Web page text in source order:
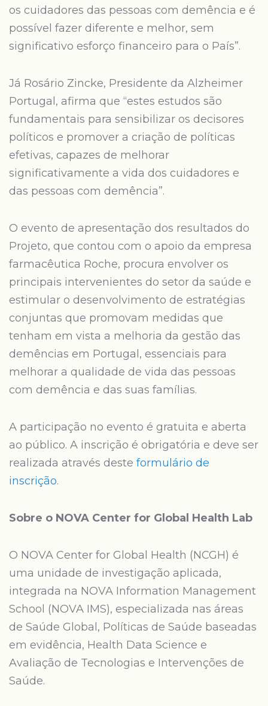
os cuidadores das pessoas com demência e é
possível fazer diferente e melhor, sem
significativo esforço financeiro para o País”.
Já Rosário Zincke, Presidente da Alzheimer
Portugal, afirma que “estes estudos são
fundamentais para sensibilizar os decisores
políticos e promover a criação de políticas
efetivas, capazes de melhorar
significativamente a vida dos cuidadores e
das pessoas com demência”.
O evento de apresentação dos resultados do
Projeto, que contou com o apoio da empresa
farmacêutica Roche, procura envolver os
principais intervenientes do setor da saúde e
estimular o desenvolvimento de estratégias
conjuntas que promovam medidas que
tenham em vista a melhoria da gestão das
demências em Portugal, essenciais para
melhorar a qualidade de vida das pessoas
com demência e das suas famílias.
A participação no evento é gratuita e aberta
ao público. A inscrição é obrigatória e deve ser
realizada através deste formulário de
inscrição.
Sobre o NOVA Center for Global Health Lab
O NOVA Center for Global Health (NCGH) é
uma unidade de investigação aplicada,
integrada na NOVA Information Management
School (NOVA IMS), especializada nas áreas
de Saúde Global, Políticas de Saúde baseadas
em evidência, Health Data Science e
Avaliação de Tecnologias e Intervenções de
Saúde.